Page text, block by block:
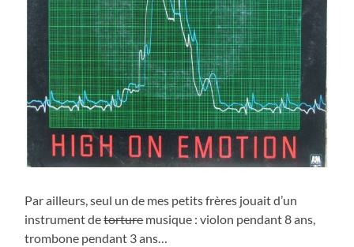
Par ailleurs, seul un de mes petits frères jouait d’un
instrument detorturemusique : violon pendant 8 ans,
trombone pendant 3 ans…